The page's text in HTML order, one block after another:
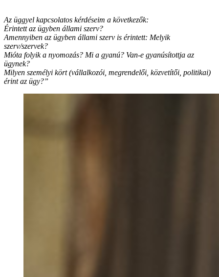
Az üggyel kapcsolatos kérdéseim a következők:
Érintett az ügyben állami szerv?
Amennyiben az ügyben állami szerv is érintett: Melyik
szerv/szervek?
Mióta folyik a nyomozás? Mi a gyanú? Van-e gyanúsítottja az
ügynek?
Milyen személyi kört (vállalkozói, megrendelői, közvetítői, politikai)
érint az ügy?”